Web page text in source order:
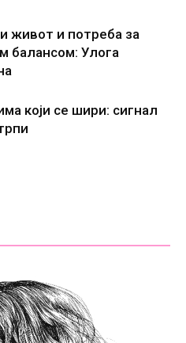
живот и потреба за
балансом: Улога
који се шири: сигнал